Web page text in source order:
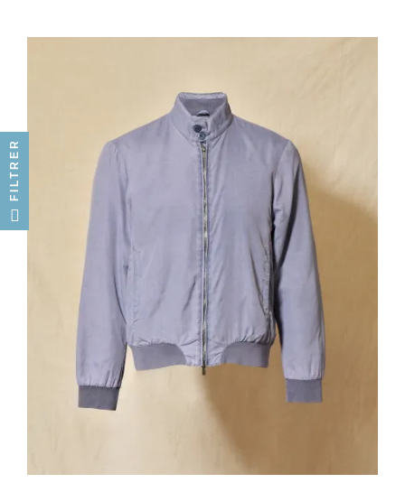
FILTRER